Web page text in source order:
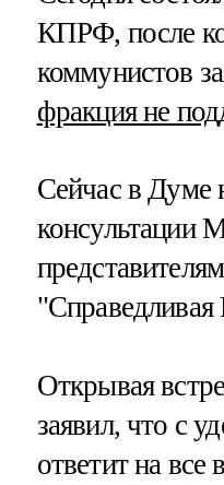
КПРФ, после
коммунистов
фракция не
Сейчас в Думе
консультации
"Справедливая
Открывая
заявил, что с
ответит на